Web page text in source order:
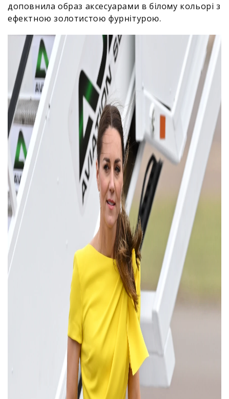
доповнила образ аксесуарами в білому кольорі з
ефектною золотистою фурнітурою.